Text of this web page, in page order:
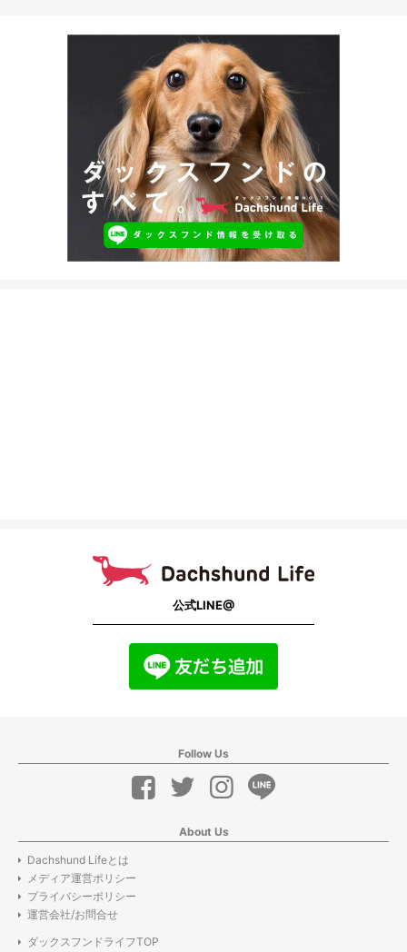
公式LINE@
Follow Us
About Us
Dachshund Lifeとは
メディア運営ポリシー
プライバシーポリシー
運営会社/お問合せ
ダックスフンドライフTOP